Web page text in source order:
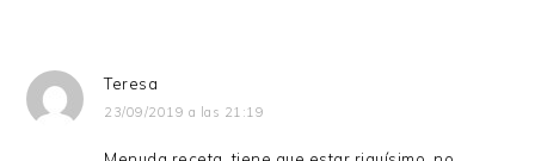
Teresa
23/09/2019 a las 21:19